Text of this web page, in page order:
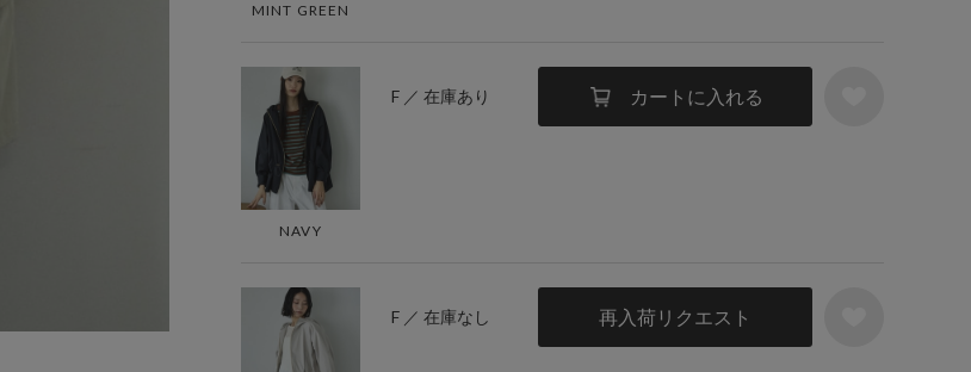
MINT GREEN
NAVY
F ／ 在庫あり カートに入れる
F ／ 在庫なし 再入荷リクエスト